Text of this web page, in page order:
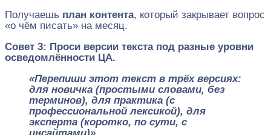
Получаешь план контента, который закрывает вопрос
«о чём писать» на месяц.
Совет 3: Проси версии текста под разные уровни
осведомлённости ЦА.
«Перепиши этот текст в трёх версиях:
для новичка (простыми словами, без
терминов), для практика (с
профессиональной лексикой), для
эксперта (коротко, по сути, с
инсайтами)».